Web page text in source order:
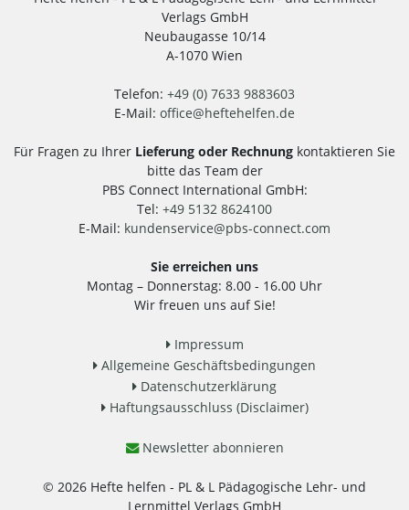
Verlags GmbH
Neubaugasse 10/14
A-1070 Wien
Telefon: +49 (0) 7633 9883603
E-Mail: office@heftehelfen.de
Für Fragen zu Ihrer Lieferung oder Rechnung kontaktieren Sie
bitte das Team der
PBS Connect International GmbH:
Tel: +49 5132 8624100
E-Mail: kundenservice@pbs-connect.com
Sie erreichen uns
Montag – Donnerstag: 8.00 - 16.00 Uhr
Wir freuen uns auf Sie!
Impressum
Allgemeine Geschäftsbedingungen
Datenschutzerklärung
Haftungsausschluss (Disclaimer)
Newsletter abonnieren
© 2026 Hefte helfen - PL & L Pädagogische Lehr- und
Lernmittel Verlags GmbH